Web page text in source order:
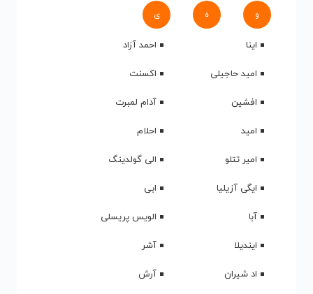
و ه ی
اینا
احمد آزاد
امید حاجیلی
اکسنت
افشین
آدام لمبرت
امید
احلام
امیر تتلو
الی گولدینگ
ایگی آزیلیا
ابی
آبا
الویس پریسلی
ایندیلا
آشر
اد شیران
آرش